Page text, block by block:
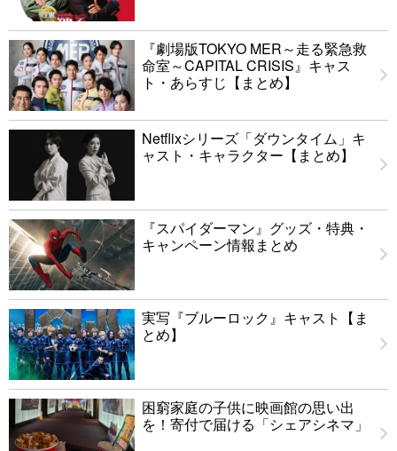
『劇場版TOKYO MER～走る緊急救
命室～CAPITAL CRISIS』キャス
ト・あらすじ【まとめ】
Netflixシリーズ「ダウンタイム」キ
ャスト・キャラクター【まとめ】
『スパイダーマン』グッズ・特典・
キャンペーン情報まとめ
実写『ブルーロック』キャスト【ま
とめ】
困窮家庭の子供に映画館の思い出
を！寄付で届ける「シェアシネマ」